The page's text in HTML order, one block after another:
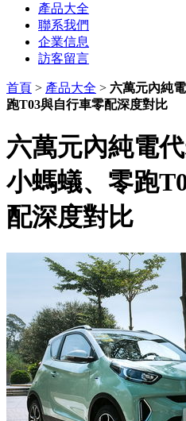
產品大全
聯系我們
企業信息
訪客留言
首頁 > 產品大全 > 六萬元內純
跑T03與自行車零配深度對比
六萬元內純電
小螞蟻、零跑
配深度對比